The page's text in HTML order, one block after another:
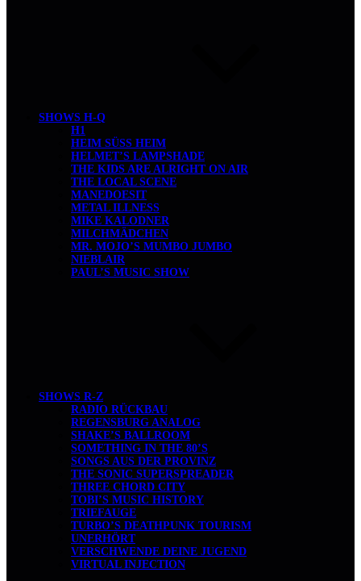
SHOWS H-Q
H1
HEIM SÜSS HEIM
HELMET’S LAMPSHADE
THE KIDS ARE ALRIGHT ON AIR
THE LOCAL SCENE
MANEDOESIT
METAL ILLNESS
MIKE KALODNER
MILCHMÄDCHEN
MR. MOJO’S MUMBO JUMBO
NIEBLAIR
PAUL’S MUSIC SHOW
SHOWS R-Z
RADIO RÜCKBAU
REGENSBURG ANALOG
SHAKE’S BALLROOM
SOMETHING IN THE 80’S
SONGS AUS DER PROVINZ
THE SONIC SUPERSPREADER
THREE CHORD CITY
TOBI’S MUSIC HISTORY
TRIEFAUGE
TURBO’S DEATHPUNK TOURISM
UNERHÖRT
VERSCHWENDE DEINE JUGEND
VIRTUAL INJECTION